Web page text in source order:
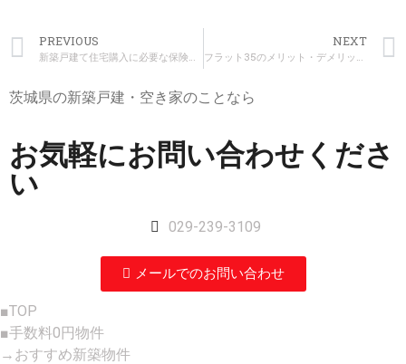
PREVIOUS
新築戸建て住宅購入に必要な保険ってどのようなものがあるの？
NEXT
フラット35のメリット・デメリットについて詳しく解説します！
茨城県の新築戸建・空き家のことなら
お気軽にお問い合わせくださ
い
029-239-3109
メールでのお問い合わせ
■TOP
■手数料0円物件
→おすすめ新築物件